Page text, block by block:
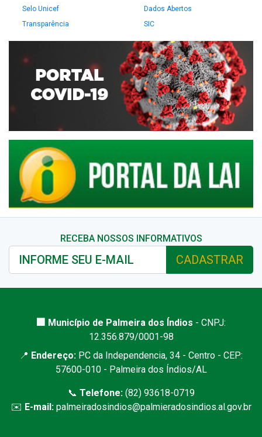
Selo Unicef
Dados Abertos
Transparência
SIC
RECEBA NOSSOS INFORMATIVOS
CADASTRAR
🏢 Município de Palmeira dos Índios - CNPJ:
12.356.879/0001-98
📍 Endereço: PC da Independencia, 34 - Centro - CEP:
57600-010 - Palmeira dos Índios/AL
📞 Telefone:(82) 93618-0719
✉️ E-mail: palmeiradosindios@palmieradosindios.al.gov.br